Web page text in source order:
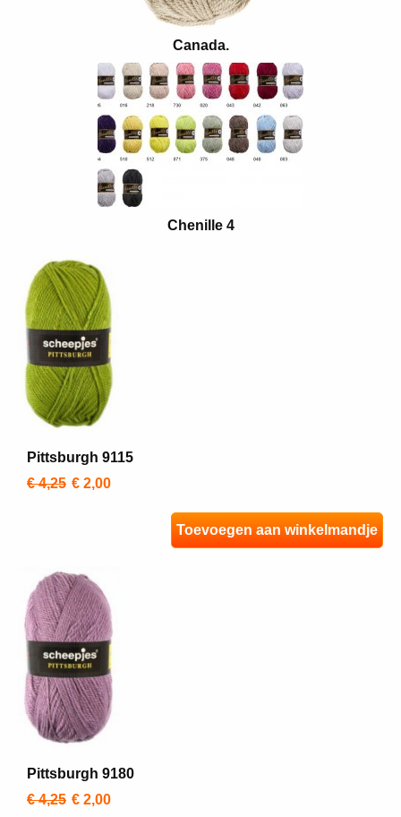
Canada.
Chenille 4
Pittsburgh 9115
€ 4,25 € 2,00
Toevoegen aan winkelmandje
Pittsburgh 9180
€ 4,25 € 2,00